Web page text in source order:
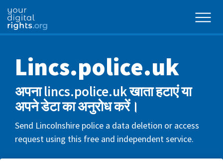
Lincs.police.uk
अपना lincs.police.uk खाता हटाएं या
अपने डेटा का अनुरोध करें।
Send Lincolnshire police a data deletion or access
request using this free and independent service.